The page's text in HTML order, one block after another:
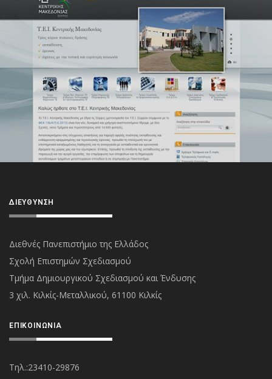
ΔΙΕΎΘΥΝΣΗ
Διεθνές Πανεπιστήμιο της Ελλάδος
Σχολή Επιστημών Σχεδιασμού
Τμήμα Δημιουργικού Σχεδιασμού και Ένδυσης
3 χιλ. Κιλκίς-Μεταλλικού, 61100 Κιλκίς
ΕΠΙΚΟΙΝΩΝΊΑ
Τηλ.:23410-29876